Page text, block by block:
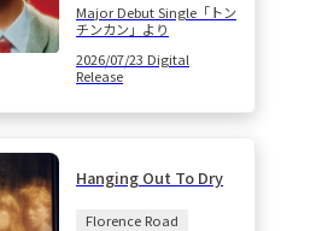
Major Debut Single「トン
チンカン」より
2026/07/23 Digital
Release
Hanging Out To Dry
Florence Road